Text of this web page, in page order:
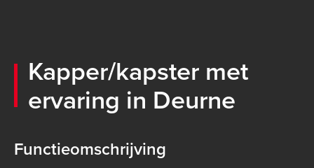
Kapper/kapster met
ervaring in Deurne
Functieomschrijving